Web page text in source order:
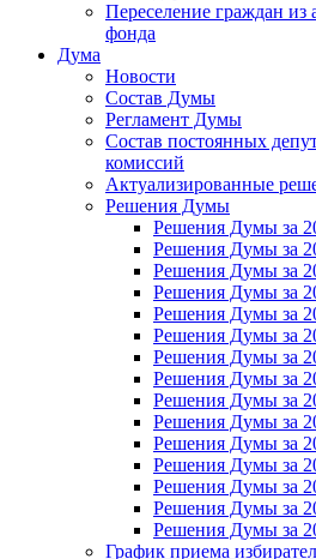
Переселение граждан
фонда
Дума
Новости
Состав Думы
Регламент Думы
Состав постоянных
комиссий
Актуализированные
Решения Думы
Решения Думы за
Решения Думы за
Решения Думы за
Решения Думы за
Решения Думы за
Решения Думы за
Решения Думы за
Решения Думы за
Решения Думы за
Решения Думы за
Решения Думы за
Решения Думы за
Решения Думы за
Решения Думы за
Решения Думы за
График приема